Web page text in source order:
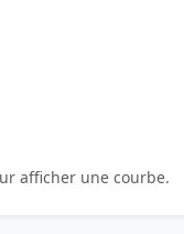
afficher une courbe.